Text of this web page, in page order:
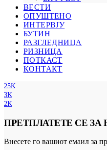
ВЕСТИ
ОПУШТЕНО
ИНТЕРВЈУ
БУТИН
РАЗГЛЕДНИЦА
РИЗНИЦА
ПОТКАСТ
КОНТАКТ
25K
3K
2K
ПРЕТПЛАТЕТЕ СЕ ЗА
Внесете го вашиот емаил за